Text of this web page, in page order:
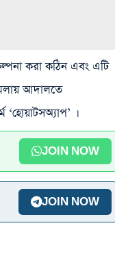
করা কঠিন এবং এটি
আদালতে
।
JOIN NOW
JOIN NOW